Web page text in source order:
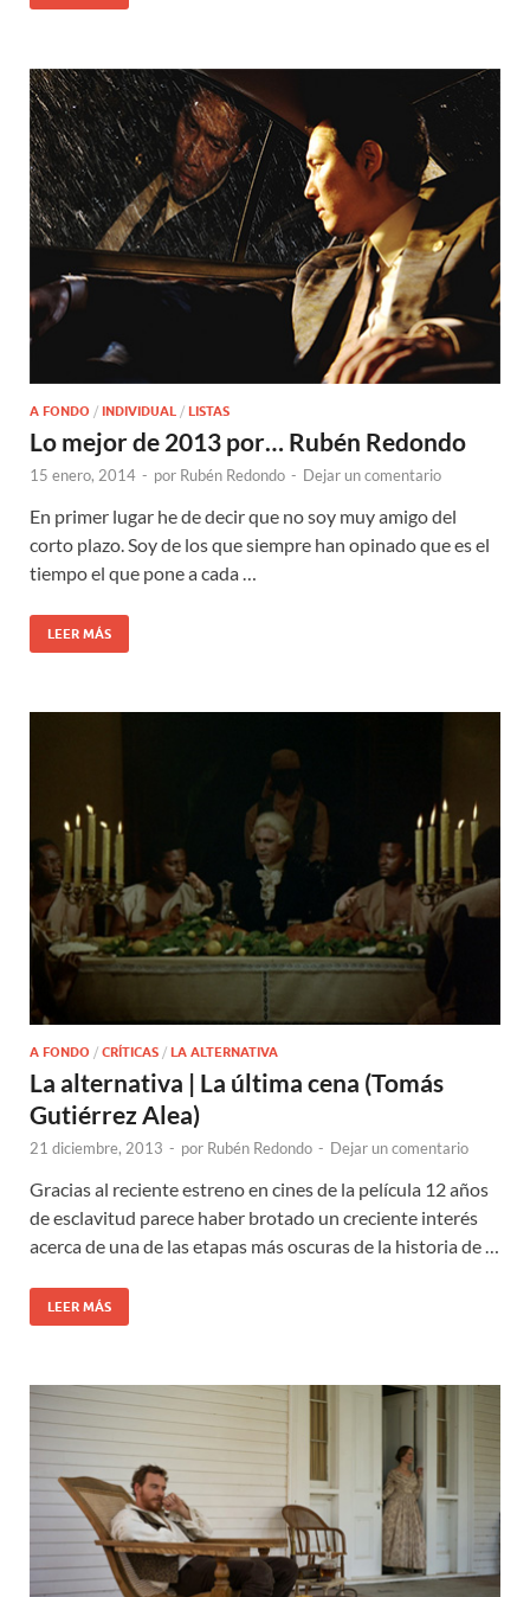
A FONDO / INDIVIDUAL / LISTAS
Lo mejor de 2013 por… Rubén Redondo
15 enero, 2014 - por Rubén Redondo - Dejar un comentario
En primer lugar he de decir que no soy muy amigo del
corto plazo. Soy de los que siempre han opinado que es el
tiempo el que pone a cada …
LEER MÁS
A FONDO / CRÍTICAS / LA ALTERNATIVA
La alternativa | La última cena (Tomás
Gutiérrez Alea)
21 diciembre, 2013 - por Rubén Redondo - Dejar un comentario
Gracias al reciente estreno en cines de la película 12 años
de esclavitud parece haber brotado un creciente interés
acerca de una de las etapas más oscuras de la historia de …
LEER MÁS